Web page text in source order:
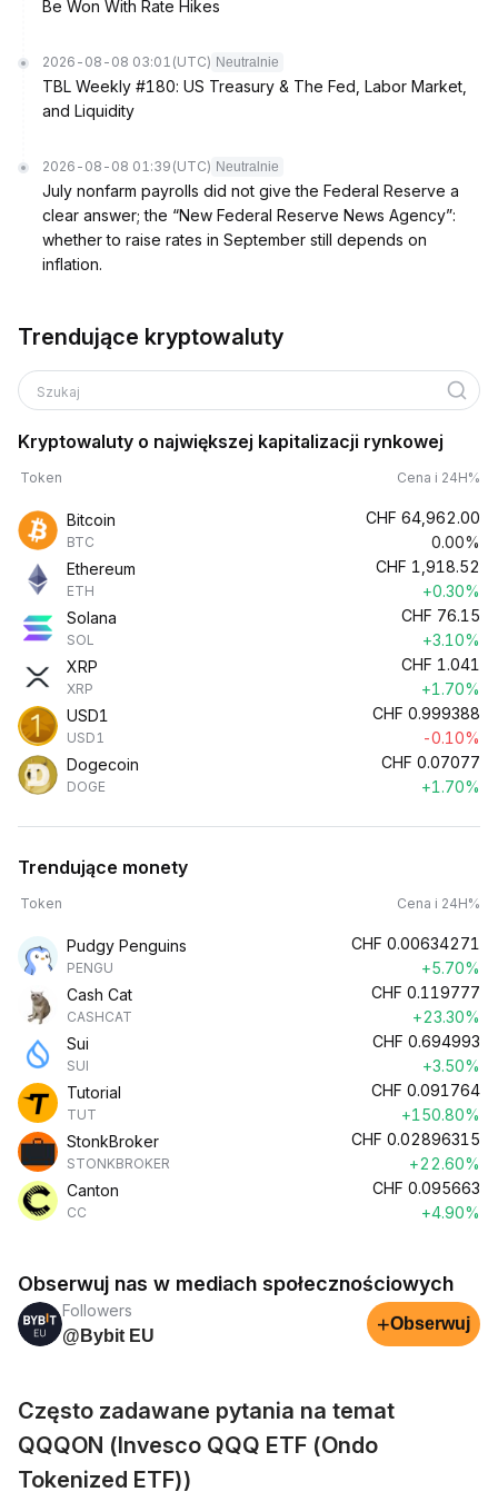
Be Won With Rate Hikes
2026-08-08 03:01 (UTC) Neutralnie
TBL Weekly #180: US Treasury & The Fed, Labor Market,
and Liquidity
2026-08-08 01:39 (UTC) Neutralnie
July nonfarm payrolls did not give the Federal Reserve a
clear answer; the “New Federal Reserve News Agency”:
whether to raise rates in September still depends on
inflation.
Trendujące kryptowaluty
Szukaj
Kryptowaluty o największej kapitalizacji rynkowej
Token Cena i 24H%
Bitcoin
BTC
CHF 64,962.00
0.00%
Ethereum
ETH
CHF 1,918.52
+0.30%
Solana
SOL
CHF 76.15
+3.10%
XRP
XRP
CHF 1.041
+1.70%
USD1
USD1
CHF 0.999388
-0.10%
Dogecoin
DOGE
CHF 0.07077
+1.70%
Trendujące monety
Token Cena i 24H%
Pudgy Penguins
PENGU
CHF 0.00634271
+5.70%
Cash Cat
CASHCAT
CHF 0.119777
+23.30%
Sui
SUI
CHF 0.694993
+3.50%
Tutorial
TUT
CHF 0.091764
+150.80%
StonkBroker
STONKBROKER
CHF 0.02896315
+22.60%
Canton
CC
CHF 0.095663
+4.90%
Obserwuj nas w mediach społecznościowych
Followers
@Bybit EU
+Obserwuj
Często zadawane pytania na temat
QQQON (Invesco QQQ ETF (Ondo
Tokenized ETF))